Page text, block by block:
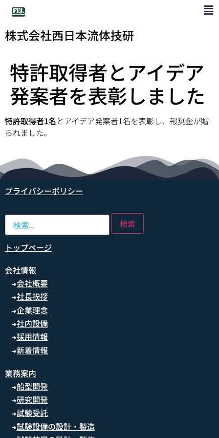
株式会社西日本流体技研
特許取得者とアイデア
発案者を表彰しました
特許取得者1名とアイデア発案者1名を表彰し、報奨金が贈
られました。
プライバシーポリシー
トップページ
会社情報
➜会社概要
➜社長挨拶
➜企業理念
➜社内設備
➜採用情報
➜新着情報
業務案内
➜船型開発
➜研究開発
➜試験受託
➜試験設備の設計・製造